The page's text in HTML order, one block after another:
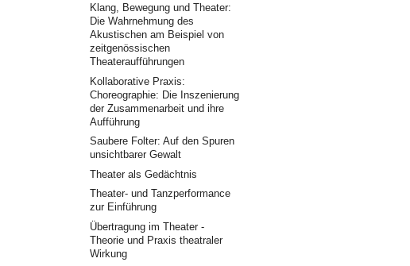
Klang, Bewegung und Theater:
Die Wahrnehmung des
Akustischen am Beispiel von
zeitgenössischen
Theateraufführungen
Kollaborative Praxis:
Choreographie: Die Inszenierung
der Zusammenarbeit und ihre
Aufführung
Saubere Folter: Auf den Spuren
unsichtbarer Gewalt
Theater als Gedächtnis
Theater- und Tanzperformance
zur Einführung
Übertragung im Theater -
Theorie und Praxis theatraler
Wirkung